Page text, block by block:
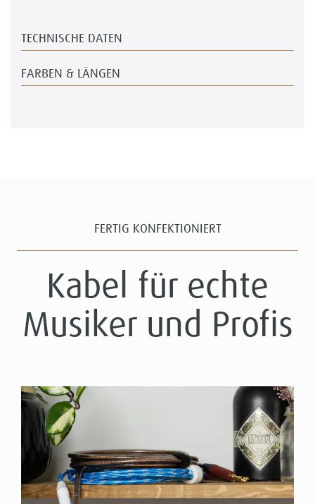
TECHNISCHE DATEN
FARBEN & LÄNGEN
FERTIG KONFEKTIONIERT
Kabel für echte
Musiker und Profis